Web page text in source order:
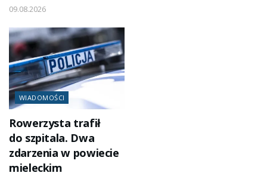
09.08.2026
WIADOMOŚCI
Rowerzysta trafił
do szpitala. Dwa
zdarzenia w powiecie
mieleckim